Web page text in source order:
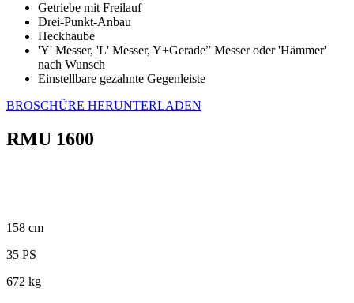
Getriebe mit Freilauf
Drei-Punkt-Anbau
Heckhaube
'Y' Messer, 'L' Messer, Y+Gerade” Messer oder 'Hämmer'
nach Wunsch
Einstellbare gezahnte Gegenleiste
BROSCHÜRE HERUNTERLADEN
RMU 1600
158 cm
35 PS
672 kg